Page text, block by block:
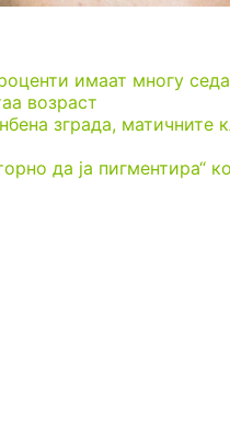
имаат многу
возраст
зграда, матичните
да ја пигментира“